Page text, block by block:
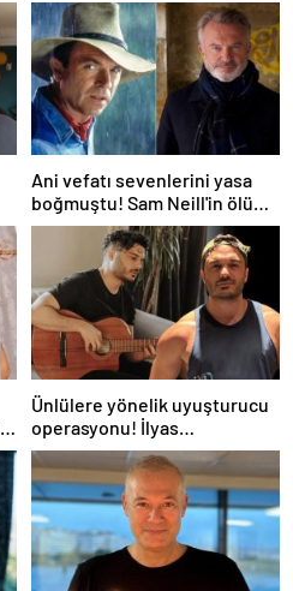
Ani vefatı sevenlerini yasa
boğmuştu! Sam Neill'in ölüm
nedeni belli oldu
Ünlülere yönelik uyuşturucu
operasyonu! İlyas
Yalçıntaş'tan ilk açıklama